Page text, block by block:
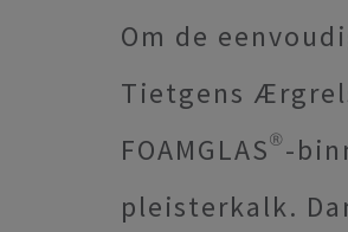
Om de
Tietgens
FOAMGLAS®-
pleisterkalk.